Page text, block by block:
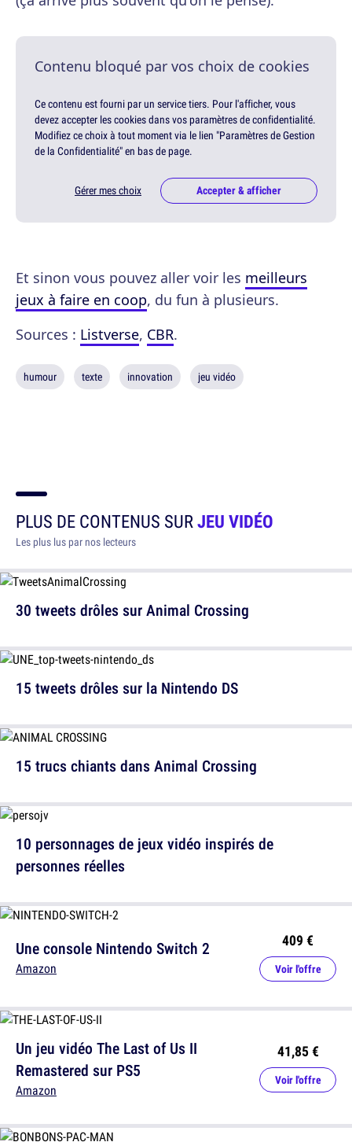
Contenu bloqué par vos choix de cookies
Ce contenu est fourni par un service tiers. Pour l'afficher, vous
devez accepter les cookies dans vos paramètres de confidentialité.
Modifiez ce choix à tout moment via le lien "Paramètres de Gestion
de la Confidentialité" en bas de page.
Gérer mes choix Accepter & afficher
Et sinon vous pouvez aller voir les meilleurs
jeux à faire en coop, du fun à plusieurs.
Sources : Listverse, CBR.
humour texte innovation jeu vidéo
PLUS DE CONTENUS SURJEU VIDÉO
Les plus lus par nos lecteurs
30 tweets drôles sur Animal Crossing
15 trucs chiants dans Animal Crossing
Une console Nintendo Switch 2
Amazon
409 €
Voir l'offre
15 tweets drôles sur la Nintendo DS
10 personnages de jeux vidéo inspirés de
personnes réelles
Un jeu vidéo The Last of Us II
Remastered sur PS5
Amazon
41,85 €
Voir l'offre